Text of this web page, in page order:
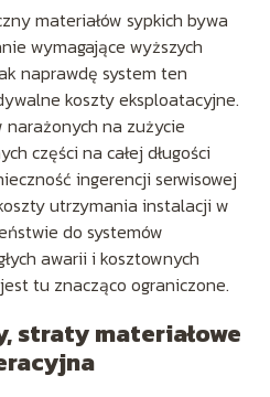
materiałów sypkich bywa
wymagające wyższych
naprawdę system ten
koszty eksploatacyjne.
na zużycie
części na całej długości
ingerencji serwisowej
utrzymania instalacji w
do systemów
awarii i kosztownych
tu znacząco ograniczone.
straty materiałowe